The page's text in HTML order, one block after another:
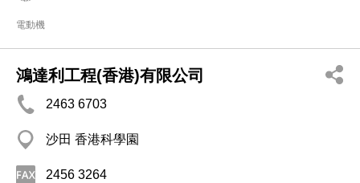
電動機
鴻達利工程(香港)有限公司
2463 6703
沙田 香港科學園
2456 3264